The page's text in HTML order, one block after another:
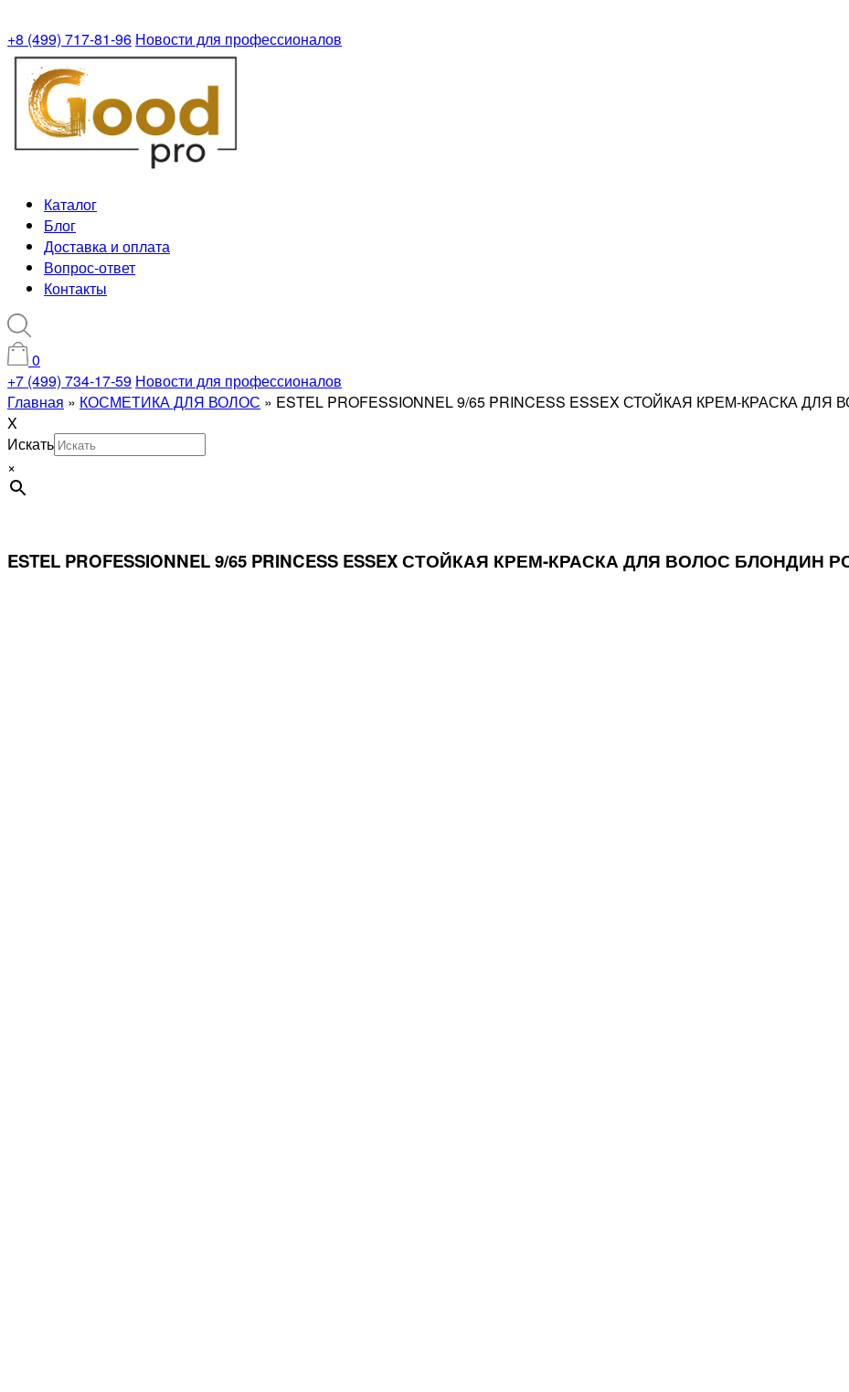
+8 (499) 717-81-96 Новости для профессионалов
Каталог
Блог
Доставка и оплата
Вопрос-ответ
Контакты
0
+7 (499) 734-17-59 Новости для профессионалов
Главная » КОСМЕТИКА ДЛЯ ВОЛОС » ESTEL PROFESSIONNEL 9/65 PRINCESS ESSEX СТОЙКАЯ КРЕМ-КРАСКА
X
Искать
×
ESTEL PROFESSIONNEL 9/65 PRINCESS ESSEX СТОЙКАЯ КРЕМ-КРАСКА ДЛЯ ВОЛОС БЛОНДИН